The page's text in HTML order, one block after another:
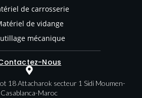
de carrosserie
de vidange
mécanique
Nous
18 Attacharok secteur 1 Sidi Moumen-
Casablanca-Maroc